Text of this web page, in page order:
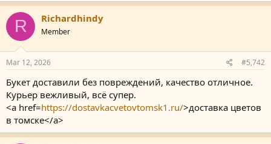
R Richardhindy
Member
Mar 12, 2026 #5,742
Букет доставили без повреждений, качество отличное.
Курьер вежливый, всё супер.
<a href=https://dostavkacvetovtomsk1.ru/>доставка цветов
в томске</a>